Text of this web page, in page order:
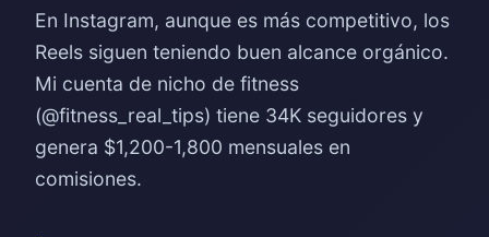
En Instagram, aunque es más competitivo, los
Reels siguen teniendo buen alcance orgánico.
Mi cuenta de nicho de fitness
(@fitness_real_tips) tiene 34K seguidores y
genera $1,200-1,800 mensuales en
comisiones.